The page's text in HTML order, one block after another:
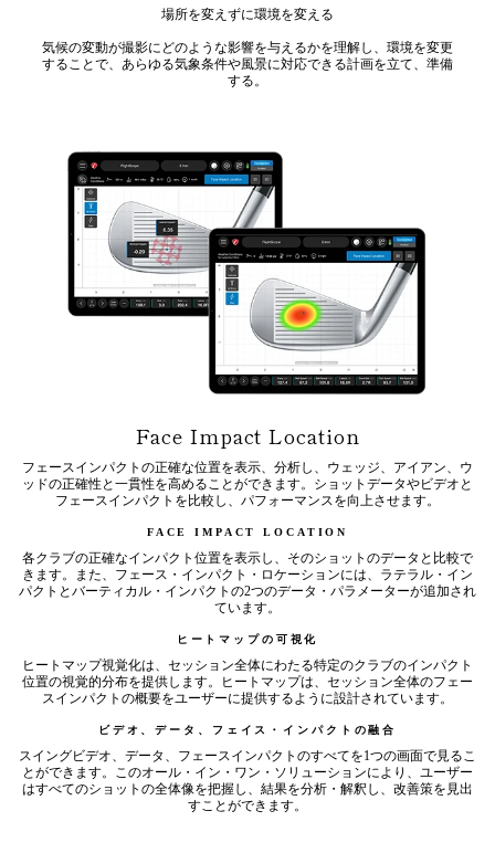
場所を変えずに環境を変える
気候の変動が撮影にどのような影響を与えるかを理解し、環境を変更
することで、あらゆる気象条件や風景に対応できる計画を立て、準備
する。
Face Impact Location
フェースインパクトの正確な位置を表示、分析し、ウェッジ、アイアン、ウ
ッドの正確性と一貫性を高めることができます。ショットデータやビデオと
フェースインパクトを比較し、パフォーマンスを向上させます。
FACE IMPACT LOCATION
各クラブの正確なインパクト位置を表示し、そのショットのデータと比較で
きます。また、フェース・インパクト・ロケーションには、ラテラル・イン
パクトとバーティカル・インパクトの2つのデータ・パラメーターが追加され
ています。
ヒートマップの可視化
ヒートマップ視覚化は、セッション全体にわたる特定のクラブのインパクト
位置の視覚的分布を提供します。ヒートマップは、セッション全体のフェー
スインパクトの概要をユーザーに提供するように設計されています。
ビデオ、データ、フェイス・インパクトの融合
スイングビデオ、データ、フェースインパクトのすべてを1つの画面で見るこ
とができます。このオール・イン・ワン・ソリューションにより、ユーザー
はすべてのショットの全体像を把握し、結果を分析・解釈し、改善策を見出
すことができます。